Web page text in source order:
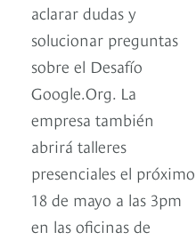
aclarar dudas y
solucionar preguntas
sobre el Desafío
Google.Org. La
empresa también
abrirá talleres
presenciales el próximo
18 de mayo a las 3pm
en las oficinas de